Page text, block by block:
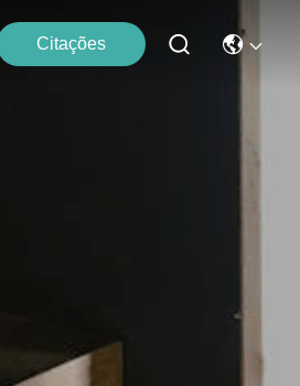
Citações